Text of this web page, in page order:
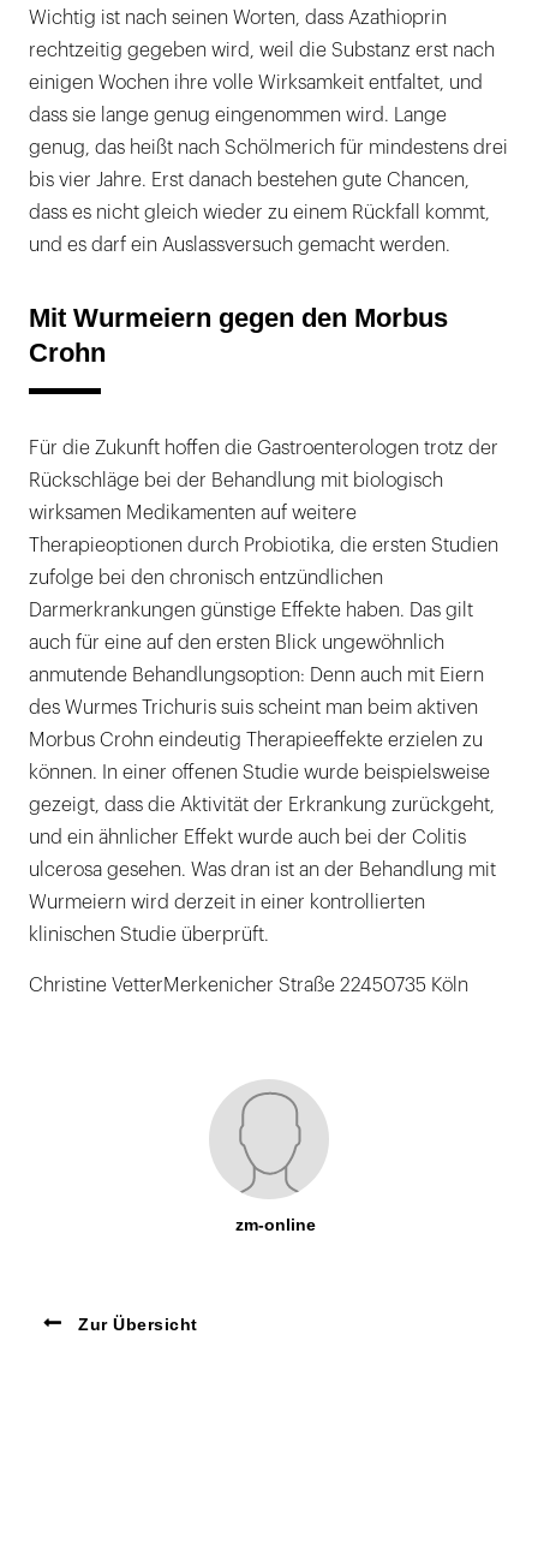
Wichtig ist nach seinen Worten, dass Azathioprin
rechtzeitig gegeben wird, weil die Substanz erst nach
einigen Wochen ihre volle Wirksamkeit entfaltet, und
dass sie lange genug eingenommen wird. Lange
genug, das heißt nach Schölmerich für mindestens drei
bis vier Jahre. Erst danach bestehen gute Chancen,
dass es nicht gleich wieder zu einem Rückfall kommt,
und es darf ein Auslassversuch gemacht werden.
Mit Wurmeiern gegen den Morbus
Crohn
Für die Zukunft hoffen die Gastroenterologen trotz der
Rückschläge bei der Behandlung mit biologisch
wirksamen Medikamenten auf weitere
Therapieoptionen durch Probiotika, die ersten Studien
zufolge bei den chronisch entzündlichen
Darmerkrankungen günstige Effekte haben. Das gilt
auch für eine auf den ersten Blick ungewöhnlich
anmutende Behandlungsoption: Denn auch mit Eiern
des Wurmes Trichuris suis scheint man beim aktiven
Morbus Crohn eindeutig Therapieeffekte erzielen zu
können. In einer offenen Studie wurde beispielsweise
gezeigt, dass die Aktivität der Erkrankung zurückgeht,
und ein ähnlicher Effekt wurde auch bei der Colitis
ulcerosa gesehen. Was dran ist an der Behandlung mit
Wurmeiern wird derzeit in einer kontrollierten
klinischen Studie überprüft.
Christine VetterMerkenicher Straße 22450735 Köln
zm-online
Zur Übersicht